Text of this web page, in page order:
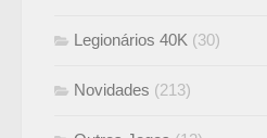
Legionários 40K (30)
Novidades (213)